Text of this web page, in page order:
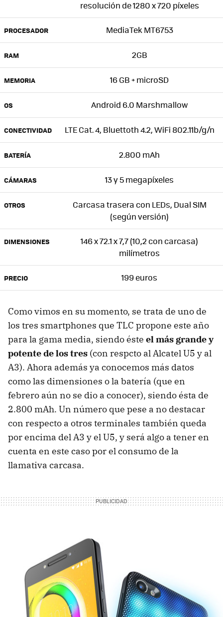
resolución de 1280 x 720 píxeles
PROCESADOR MediaTek MT6753
RAM 2GB
MEMORIA 16 GB + microSD
OS Android 6.0 Marshmallow
CONECTIVIDAD LTE Cat. 4, Bluettoth 4.2, WiFi 802.11b/g/n
BATERÍA 2.800 mAh
CÁMARAS 13 y 5 megapíxeles
OTROS
Carcasa trasera con LEDs, Dual SIM
(según versión)
DIMENSIONES
146 x 72.1 x 7,7 (10,2 con carcasa)
milímetros
PRECIO 199 euros
Como vimos en su momento, se trata de uno de
los tres smartphones que TLC propone este año
para la gama media, siendo éste el más grande y
potente de los tres (con respcto al Alcatel U5 y al
A3). Ahora además ya conocemos más datos
como las dimensiones o la batería (que en
febrero aún no se dio a conocer), siendo ésta de
2.800 mAh. Un número que pese a no destacar
con respecto a otros terminales también queda
por encima del A3 y el U5, y será algo a tener en
cuenta en este caso por el consumo de la
llamativa carcasa.